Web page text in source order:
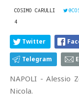
COSIMO CARULLI
4
Twitter
Telegram
NAPOLI - Alessio
Nicola.